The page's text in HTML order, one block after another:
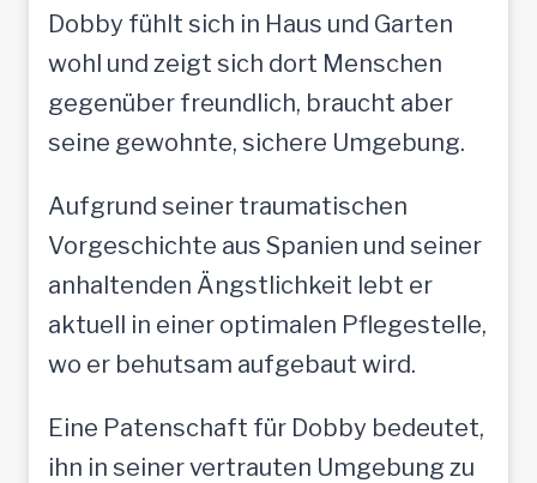
Dobby fühlt sich in Haus und Garten
wohl und zeigt sich dort Menschen
gegenüber freundlich, braucht aber
seine gewohnte, sichere Umgebung.
Aufgrund seiner traumatischen
Vorgeschichte aus Spanien und seiner
anhaltenden Ängstlichkeit lebt er
aktuell in einer optimalen Pflegestelle,
wo er behutsam aufgebaut wird.
Eine Patenschaft für Dobby bedeutet,
ihn in seiner vertrauten Umgebung zu